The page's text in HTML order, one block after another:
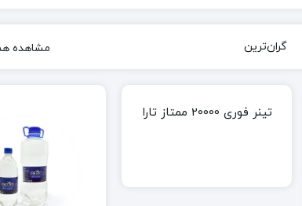
گران‌ترین مشاهده همه 5
تینر فوری 20000 ممتاز تارا